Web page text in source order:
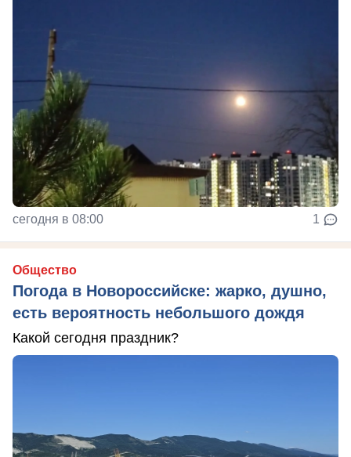
сегодня в 08:00 1
Общество
Погода в Новороссийске: жарко, душно,
есть вероятность небольшого дождя
Какой сегодня праздник?